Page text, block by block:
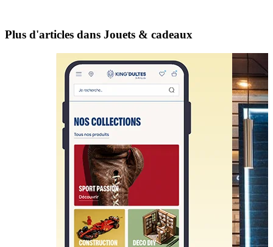
Plus d'articles dans Jouets & cadeaux